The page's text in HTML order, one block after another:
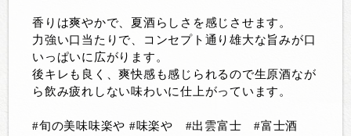
香りは爽やかで、夏酒らしさを感じさせます。
力強い口当たりで、コンセプト通り雄大な旨みが口
いっぱいに広がります。
後キレも良く、爽快感も感じられるので生原酒なが
ら飲み疲れしない味わいに仕上がっています。
#旬の美味味楽や #味楽や #出雲富士 #富士酒